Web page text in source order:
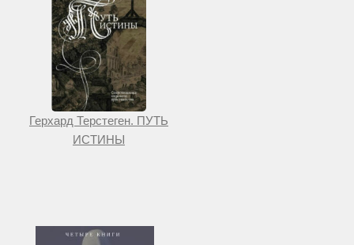
Герхард Терстеген. ПУТЬ
ИСТИНЫ